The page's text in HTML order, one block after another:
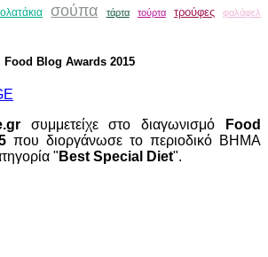
σούπα τάρτα τούρτα τρούφες φαλάφελ
Food Blog Awards 2015
συμμετείχε στο διαγωνισμό
Food
που διοργάνωσε το περιοδικό ΒΗΜΑ
" Best Special Diet".